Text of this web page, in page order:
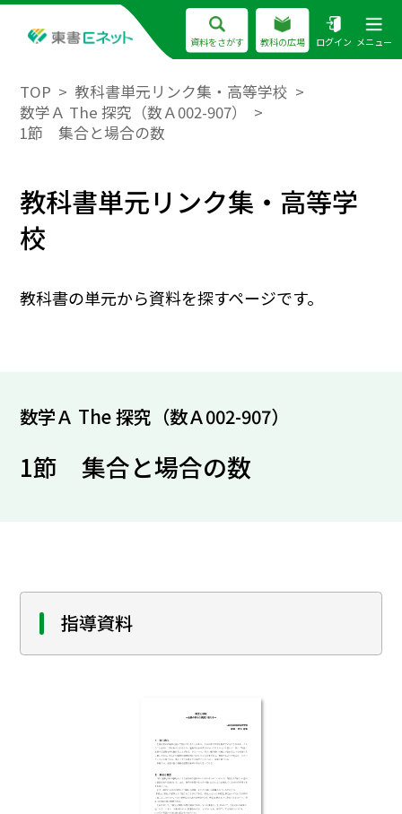
資料をさがす 教科の広場 ログイン メニュー
TOP
教科書単元リンク集・高等学校
数学Ａ The 探究（数Ａ002-907）
1節 集合と場合の数
教科書単元リンク集・高等学
校
教科書の単元から資料を探すページです。
数学Ａ The 探究（数Ａ002-907）
1節 集合と場合の数
指導資料